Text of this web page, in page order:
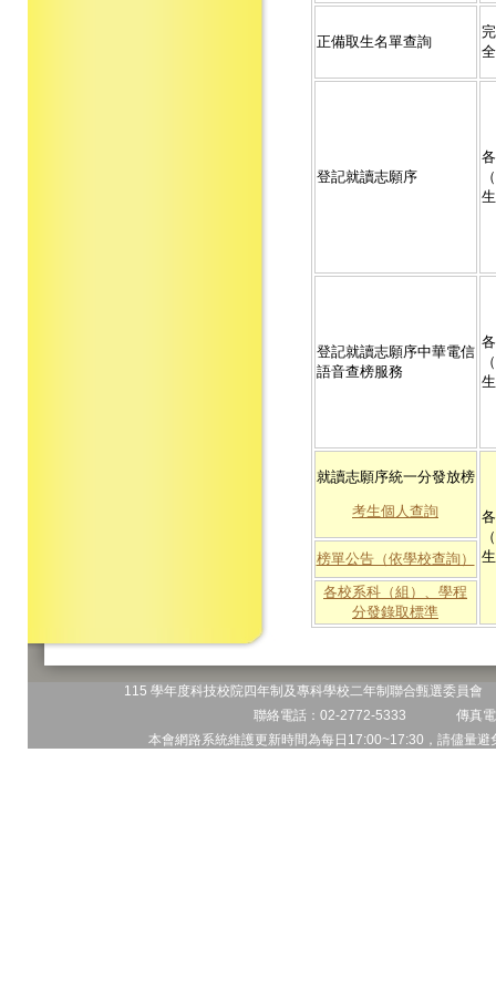
正備取生名單查詢
登記就讀志願序
登記就讀志願序中華電信
語音查榜服務
就讀志願序統一分發放榜
考生個人查詢
榜單公告（依學校查詢）
各校系科（組）、學程
分發錄取標準
115 學年度科技校院四年制及專科學校二年制聯合甄選委員
聯絡電話：02-2772-5333 傳真
本會網路系統維護更新時間為每日17:00~17:30，請儘量